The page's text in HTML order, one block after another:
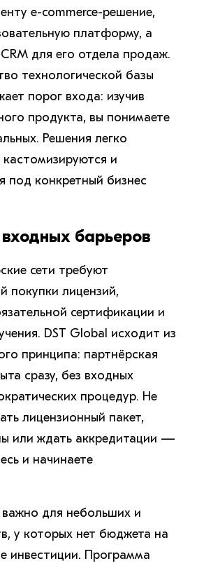
e-commerce-решение,
платформу, а
для его отдела продаж.
технологической базы
порог входа: изучив
продукта, вы понимаете
Решения легко
и
под конкретный бизнес
барьеров
сети требуют
покупки лицензий,
сертификации и
DST Global исходит из
принципа: партнёрская
сразу, без входных
процедур. Не
лицензионный пакет,
или ждать аккредитации —
и начинаете
для небольших и
у которых нет бюджета на
инвестиции. Программа